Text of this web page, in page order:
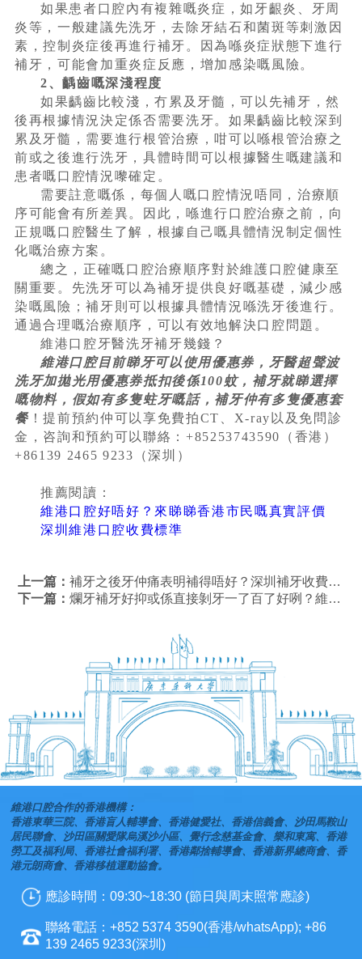
如果患者口腔內有複雜嘅炎症，如牙齦炎、牙周
炎等，一般建議先洗牙，去除牙結石和菌斑等刺激因
素，控制炎症後再進行補牙。因為喺炎症狀態下進行
補牙，可能會加重炎症反應，增加感染嘅風險。
2、齲齒嘅深淺程度
如果齲齒比較淺，冇累及牙髓，可以先補牙，然
後再根據情況決定係否需要洗牙。如果齲齒比較深到
累及牙髓，需要進行根管治療，咁可以喺根管治療之
前或之後進行洗牙，具體時間可以根據醫生嘅建議和
患者嘅口腔情況嚟確定。
需要註意嘅係，每個人嘅口腔情況唔同，治療順
序可能會有所差異。因此，喺進行口腔治療之前，向
正規嘅口腔醫生了解，根據自己嘅具體情況制定個性
化嘅治療方案。
總之，正確嘅口腔治療順序對於維護口腔健康至
關重要。先洗牙可以為補牙提供良好嘅基礎，減少感
染嘅風險；補牙則可以根據具體情況喺洗牙後進行。
通過合理嘅治療順序，可以有效地解決口腔問題。
維港口腔牙醫洗牙補牙幾錢？
維港口腔目前睇牙可以使用優惠券，牙醫超聲波
洗牙加拋光用優惠券抵扣後係100蚊，補牙就睇選擇
嘅物料，假如有多隻蛀牙嘅話，補牙仲有多隻優惠套
餐！提前預約仲可以享免費拍CT、X-ray以及免問診
金，咨詢和預約可以聯絡：+85253743590（香港）
+86139 2465 9233（深圳）
推薦閱讀：
維港口腔好唔好？來睇睇香港市民嘅真實評價
深圳維港口腔收費標準
上一篇：補牙之後牙仲痛表明補得唔好？深圳補牙收費標準
下一篇：爛牙補牙好抑或係直接剝牙一了百了好咧？維港口腔補牙剝牙有冇優惠？
維港口腔合作的香港機構：
香港東華三院、香港盲人輔導會、香港健愛社、香港信義會、沙田馬鞍山
居民聯會、沙田區關愛隊烏溪沙小區、覺行念慈基金會、樂和東寓、香港
勞工及福利局、香港社會福利署、香港鄰捨輔導會、香港新界總商會、香
港元朗商會、香港移植運動協會。
應診時間：09:30~18:30 (節日與周末照常應診)
聯絡電話：+852 5374 3590(香港/whatsApp); +86
139 2465 9233(深圳)